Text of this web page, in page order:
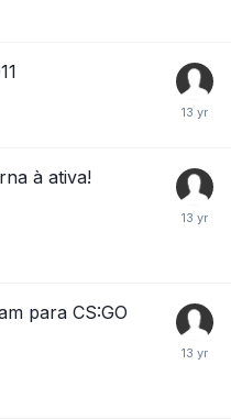
à ativa!
para CS:GO